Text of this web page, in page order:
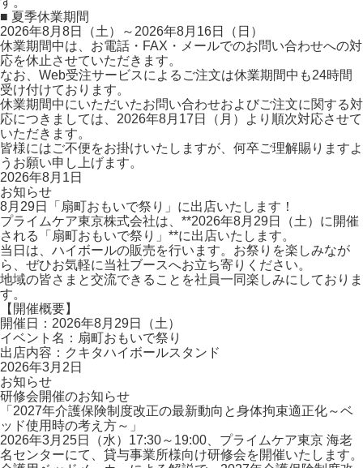
■ 夏季休業期間
2026年8月8日（土）～2026年8月16日（日）
休業期間中は、お電話・FAX・メールでのお問い合わせへの対
応を休止させていただきます。
なお、Web受注サービスによるご注文は休業期間中も24時間
受け付けております。
休業期間中にいただいたお問い合わせおよびご注文に関する対
応につきましては、2026年8月17日（月）より順次対応させて
いただきます。
皆様にはご不便をお掛けいたしますが、何卒ご理解賜りますよ
うお願い申し上げます。
2026年8月1日
お知らせ
8月29日「扇町おもいで祭り」に出店いたします！
プライムケア東京株式会社は、**2026年8月29日（土）に開催
される「扇町おもいで祭り」**に出店いたします。
当日は、ハイボールの販売を行います。 お祭りを楽しみなが
ら、ぜひお気軽に当社ブースへお立ち寄りください。
地域の皆さまと交流できることを社員一同楽しみにしておりま
す。
【開催概要】
開催日：2026年8月29日（土）
イベント名：扇町おもいで祭り
出店内容：クキタハイボールスタンド
2026年3月2日
お知らせ
研修会開催のお知らせ
「2027年介護保険制度改正の最新動向と身体拘束適正化～ベ
ッド使用時の考え方～」
2026年3月25日（水）17:30～19:00、プライムケア東京 海老
名センターにて、貸与事業所様向け研修会を開催いたします。